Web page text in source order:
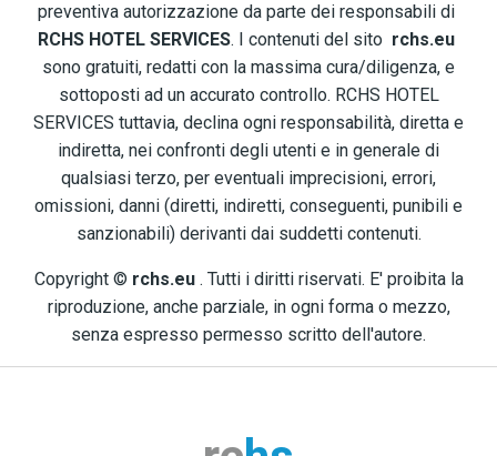
preventiva autorizzazione da parte dei responsabili di
RCHS HOTEL SERVICES. I contenuti del sito rchs.eu
sono gratuiti, redatti con la massima cura/diligenza, e
sottoposti ad un accurato controllo. RCHS HOTEL
SERVICES tuttavia, declina ogni responsabilità, diretta e
indiretta, nei confronti degli utenti e in generale di
qualsiasi terzo, per eventuali imprecisioni, errori,
omissioni, danni (diretti, indiretti, conseguenti, punibili e
sanzionabili) derivanti dai suddetti contenuti.
Copyright © rchs.eu. Tutti i diritti riservati. E' proibita la
riproduzione, anche parziale, in ogni forma o mezzo,
senza espresso permesso scritto dell'autore.